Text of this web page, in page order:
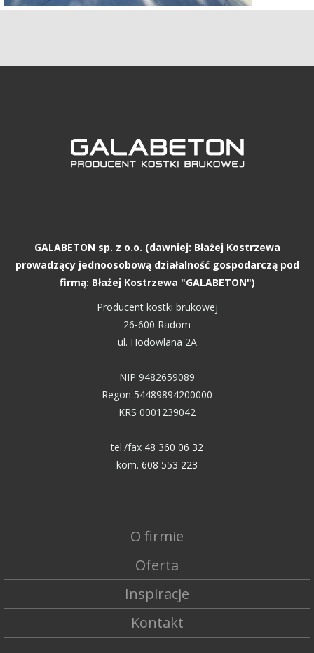
GALABETON sp. z o.o. (dawniej: Błażej Kostrzewa
prowadzący jednoosobową działalność gospodarczą pod
firmą: Błażej Kostrzewa "GALABETON")
Producent kostki brukowej
26-600 Radom
ul. Hodowlana 2A
NIP 9482659089
Regon 54489894200000
KRS 0001239042
tel./fax 48 360 06 32
kom. 608 553 223
O firmie
Oferta
Inspiracje
Kontakt